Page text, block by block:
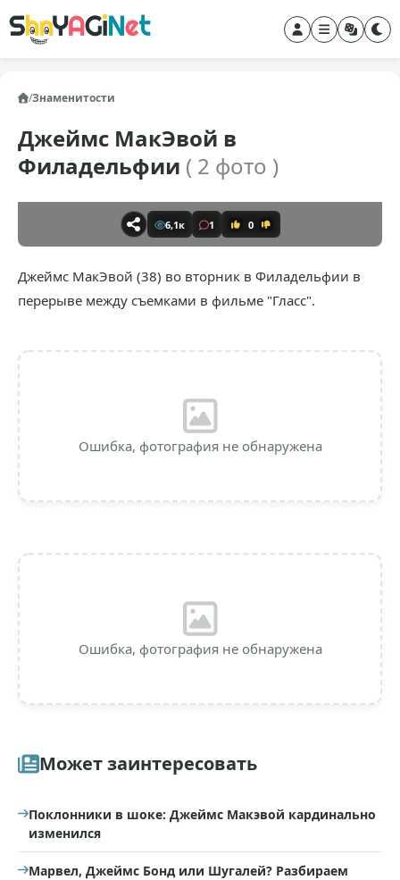
/Знаменитости
Джеймс МакЭвой в
Филадельфии ( 2 фото )
6,1к 1 0
Джеймс МакЭвой (38) во вторник в Филадельфии в
перерыве между съемками в фильме "Гласс".
Ошибка, фотография не обнаружена
Ошибка, фотография не обнаружена
Может заинтересовать
Поклонники в шоке: Джеймс Макэвой кардинально
изменился
Марвел, Джеймс Бонд или Шугалей? Разбираем